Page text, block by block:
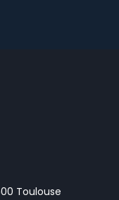
Toulouse